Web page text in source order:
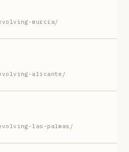
murcia/
alicante/
las-palmas/